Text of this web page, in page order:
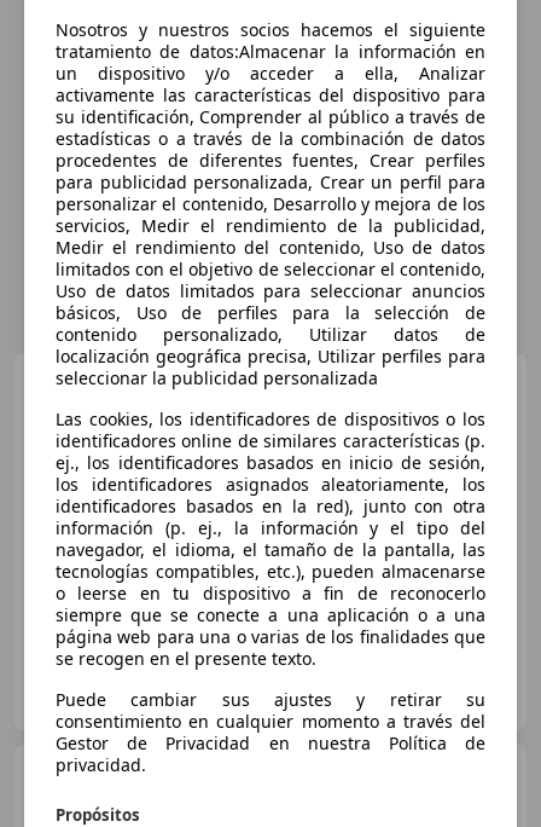
Fiat Grande Panda
€ 16.381
Sin comparación
- (Año) - km Gasolina 74 kW (101 CV)
ES-28027 MADRID
Nosotros y nuestros socios hacemos el siguiente
tratamiento de datos:Almacenar la información en
un dispositivo y/o acceder a ella, Analizar
activamente las características del dispositivo para
su identificación, Comprender al público a través de
estadísticas o a través de la combinación de datos
procedentes de diferentes fuentes, Crear perfiles
para publicidad personalizada, Crear un perfil para
personalizar el contenido, Desarrollo y mejora de los
servicios, Medir el rendimiento de la publicidad,
Medir el rendimiento del contenido, Uso de datos
limitados con el objetivo de seleccionar el contenido,
Uso de datos limitados para seleccionar anuncios
básicos, Uso de perfiles para la selección de
contenido personalizado, Utilizar datos de
localización geográfica precisa, Utilizar perfiles para
seleccionar la publicidad personalizada
Las cookies, los identificadores de dispositivos o los
identificadores online de similares características (p.
ej., los identificadores basados en inicio de sesión,
los identificadores asignados aleatoriamente, los
identificadores basados en la red), junto con otra
información (p. ej., la información y el tipo del
navegador, el idioma, el tamaño de la pantalla, las
tecnologías compatibles, etc.), pueden almacenarse
o leerse en tu dispositivo a fin de reconocerlo
siempre que se conecte a una aplicación o a una
página web para una o varias de los finalidades que
se recogen en el presente texto.
Puede cambiar sus ajustes y retirar su
consentimiento en cualquier momento a través del
Gestor de Privacidad en nuestra Política de
privacidad.
Propósitos